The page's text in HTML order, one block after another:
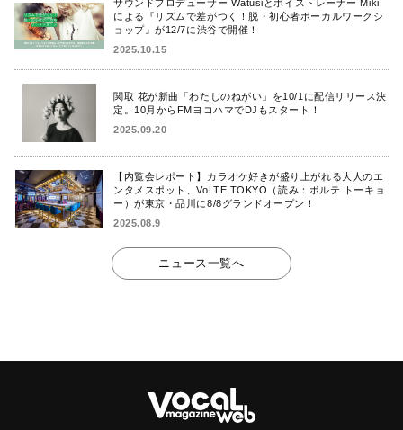
サウンドプロデューサー Watusiとボイストレーナー Miki
による『リズムで差がつく！脱・初心者ボーカルワークシ
ョップ』が12/7に渋谷で開催！
2025.10.15
関取 花が新曲「わたしのねがい」を10/1に配信リリース決
定。10月からFMヨコハマでDJもスタート！
2025.09.20
【内覧会レポート】カラオケ好きが盛り上がれる大人のエ
ンタメスポット、VoLTE TOKYO（読み：ボルテ トーキョ
ー）が東京・品川に8/8グランドオープン！
2025.08.9
ニュース一覧へ